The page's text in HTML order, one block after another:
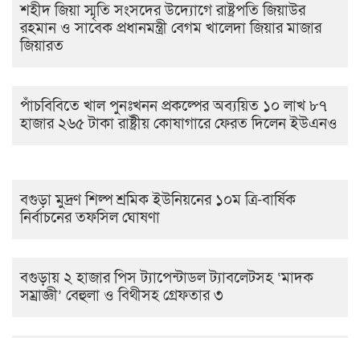
শহীদ জিয়া স্মৃতি সংসদের উদ্যোগে রাষ্ট্রপতি জিয়াউর
রহমান ও সাবেক প্রধানমন্ত্রী বেগম খালেদা জিয়ার মাজার
জিয়ারত
পাঁচবিবিতে খাল পুনঃখনন প্রকল্পের অব্যয়িত ১০ লাখ ৮৭
হাজার ২৬৫ টাকা রাষ্ট্রীয় কোষাগারে ফেরত দিলেন ইউএনও
বগুড়া মুদ্রণ শিল্প শ্রমিক ইউনিয়নের ১০ম ত্রি-বার্ষিক
নির্বাচনের তফসিল ঘোষণা
বগুড়ায় ২ হাজার পিস ট্যাপেন্টাডল ট্যাবলেটসহ ‘মাদক
সম্রাজ্ঞী’ বেহুলা ও বিথীসহ গ্রেফতার ৩